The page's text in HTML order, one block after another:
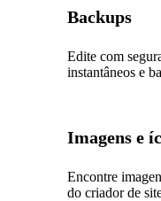
Backups
Edite com
instantâneos e
Imagens e
Encontre
do criador de